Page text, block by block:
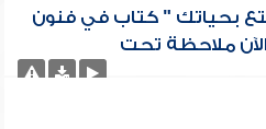
بحياتك " كتاب في فنون
الآن ملاحظة تحت